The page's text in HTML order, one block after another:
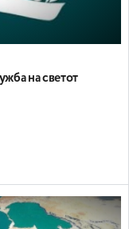
на светот